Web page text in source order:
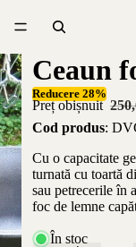
Ceaun
Reducere 28%
Preț obișnuit
Cod produs:
Cu o capacitate
turnată cu toartă
sau petrecerile în
foc de lemne
În stoc